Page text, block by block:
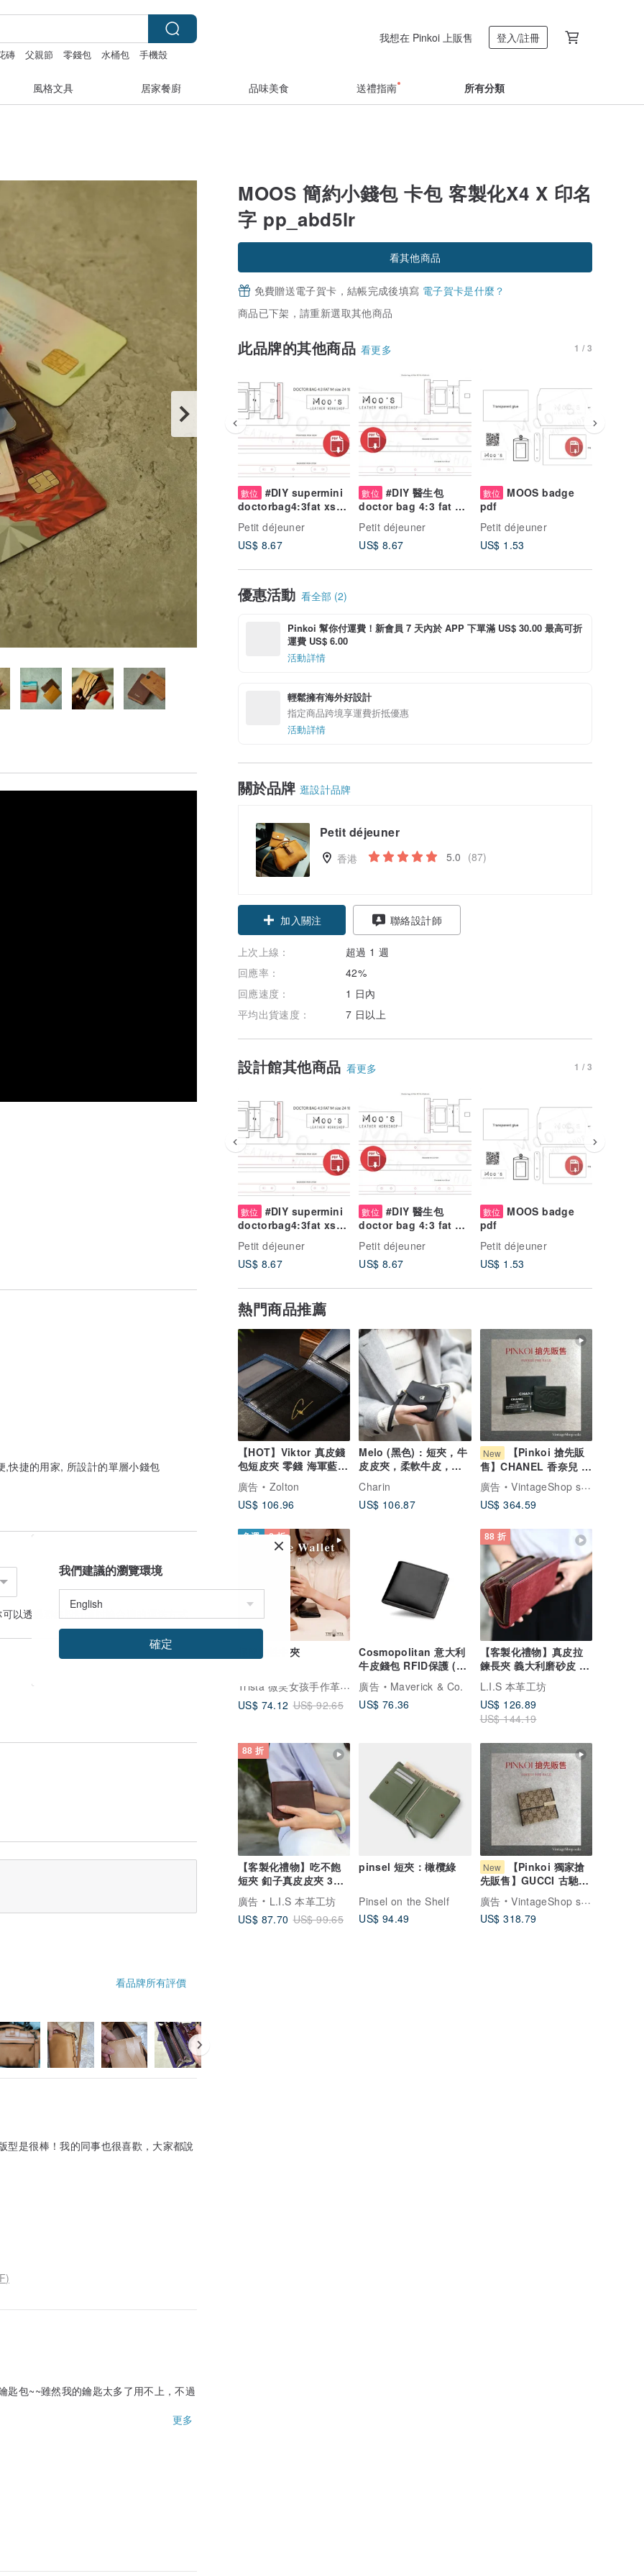
磚 父親節 零錢包 水桶包 手機殼
我想在 Pinkoi 上販售 登入/註冊
風格文具 居家餐廚 品味美食 送禮指南 所有分類
MOOS 簡約小錢包 卡包 客製化X4 X 印名
字 pp_abd5lr
看其他商品
免費贈送電子賀卡，結帳完成後填寫 電子賀卡是什麼？
商品已下架，請重新選取其他商品
此品牌的其他商品 看更多 1 / 3
數位
#DIY supermini
doctorbag4:3fat xs
size16x12x8 cm (版型
PDF)
Petit déjeuner
US$ 8.67
數位 #DIY 醫生包
doctor bag 4:3 fat s
16:9 20 15 10 ( 版型
PDF)
Petit déjeuner
US$ 8.67
數位
MOOS badge
pdf
Petit déjeuner
US$ 1.53
優惠活動 看全部 (2)
Pinkoi 幫你付運費！新會員 7 天內於 APP 下單滿 US$ 30.00 最高可折
運費 US$ 6.00
活動詳情
輕鬆擁有海外好設計
指定商品跨境享運費折抵優惠
活動詳情
關於品牌 逛設計品牌
Petit déjeuner
香港 5.0 (87)
加入關注 聯絡設計師
上次上線：
超過 1 週
回應率：
42%
回應速度：
1 日內
平均出貨速度：
7 日以上
設計館其他商品 看更多 1 / 3
數位
#DIY supermini
doctorbag4:3fat xs
size16x12x8 cm (版型
PDF)
Petit déjeuner
US$ 8.67
數位 #DIY 醫生包
doctor bag 4:3 fat s
16:9 20 15 10 ( 版型
PDF)
Petit déjeuner
US$ 8.67
數位
MOOS badge
pdf
Petit déjeuner
US$ 1.53
熱門商品推薦
【HOT】Viktor 真皮錢
包短皮夾 零錢 海軍藍
客製化刻字
廣告
Zolton
US$ 106.96
Melo (黑色) : 短夾，牛
皮皮夾，柔軟牛皮，迷
你零錢包
Charin
US$ 106.87
New
【Pinkoi 搶先販
售】CHANEL 香奈兒 綠
色 經典 LOGO 羊皮 零
錢包 vintage 古著 old
bkk4v4
廣告
VintageShop solo 日本直送中古包專賣店
US$ 364.59
免運 8 折
極簡知性中夾
Trista 微笑女孩手作革物
US$ 74.12 US$ 92.65
Cosmopolitan 意大利
牛皮錢包 RFID保護 (黑
灰色)
廣告
Maverick & Co.
US$ 76.36
88 折
【客製化禮物】真皮拉
鍊長夾 義大利磨砂皮 7
色可選 父親節禮物
L.I.S 本革工坊
US$ 126.89
US$ 144.19
88 折
【客製化禮物】吃不飽
短夾 釦子真皮皮夾 3色
生日禮父親節禮物
廣告
L.I.S 本革工坊
US$ 87.70 US$ 99.65
pinsel 短夾：橄欖綠
Pinsel on the Shelf
US$ 94.49
New
【Pinkoi 獨家搶
先販售】GUCCI 古馳
GG 緹花帆布 錢包 米色
緹花 簡約 雙釦式 (全新
現貨) vintage phhryh
廣告
VintageShop solo 日本直送中古包專賣店
US$ 318.79
,快捷的用家, 所設計的單層小錢包
以透過 聯絡設計師
看品牌所有評價
型是很棒！我的同事也很喜歡，大家都說
匙包~~雖然我的鑰匙太多了用不上，不過
放很多東西都不會壅塞~有機會還會再選
更多
我們建議的瀏覽環境
確定